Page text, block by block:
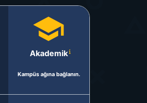
Akademik
Kampüs ağına bağlanın.